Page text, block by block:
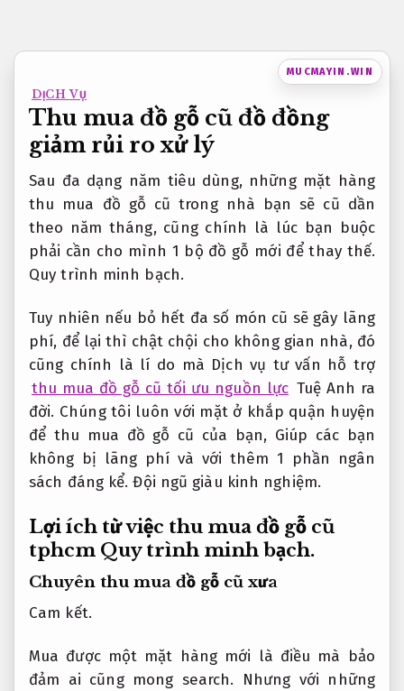
nội
MUCMAYIN.WIN
DỊCH VỤ
Thu mua đồ gỗ cũ đồ đồng
giảm rủi ro xử lý
Sau đa dạng năm tiêu dùng, những mặt hàng
thu mua đồ gỗ cũ trong nhà bạn sẽ cũ dần
theo năm tháng, cũng chính là lúc bạn buộc
phải cần cho mình 1 bộ đồ gỗ mới để thay thế.
Quy trình minh bạch.
Tuy nhiên nếu bỏ hết đa số món cũ sẽ gây lãng
phí, để lại thì chật chội cho không gian nhà, đó
cũng chính là lí do mà Dịch vụ tư vấn hỗ trợ
thu mua đồ gỗ cũ tối ưu nguồn lực Tuệ Anh ra
đời. Chúng tôi luôn với mặt ở khắp quận huyện
để thu mua đồ gỗ cũ của bạn, Giúp các bạn
không bị lãng phí và với thêm 1 phần ngân
sách đáng kể.Đội ngũ giàu kinh nghiệm.
Lợi ích từ việc thu mua đồ gỗ cũ
tphcm Quy trình minh bạch.
Chuyên thu mua đồ gỗ cũ xưa
Cam kết.
Mua được một mặt hàng mới là điều mà bảo
đảm ai cũng mong search. Nhưng với những